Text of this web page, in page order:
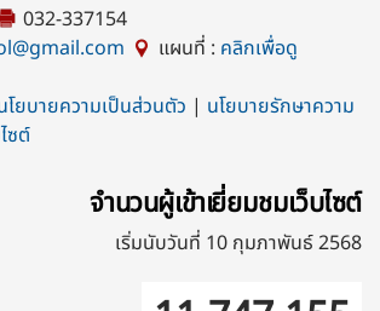
032-337154
แผนที่ : คลิกเพื่อดู
โยบายความเป็นส่วนตัว | นโยบายรักษาความ
ซต์
จำนวนผู้เข้าเยี่ยมชมเว็บไซต์
เริ่มนับวันที่ 10 กุมภาพันธ์ 2568